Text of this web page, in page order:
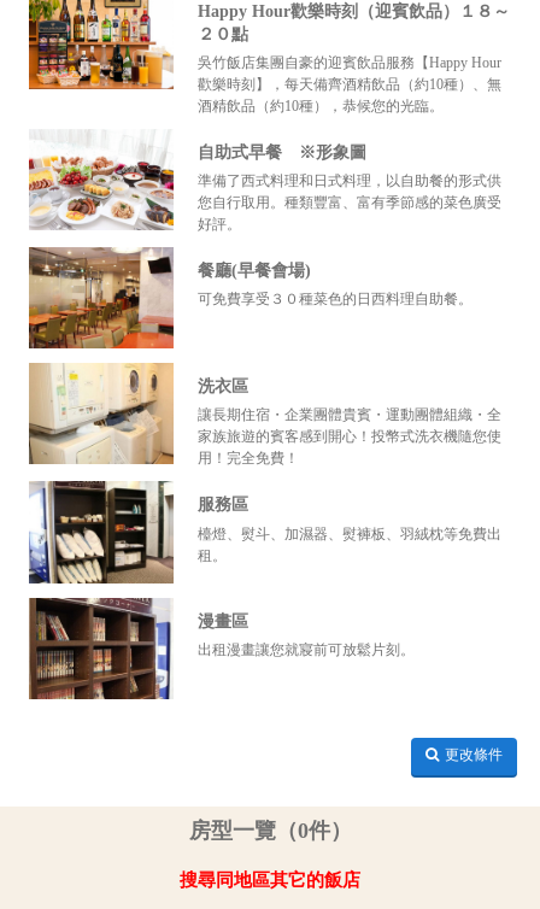
Happy Hour歡樂時刻（迎賓飲品）１８～
２０點
吳竹飯店集團自豪的迎賓飲品服務【Happy Hour
歡樂時刻】，每天備齊酒精飲品（約10種）、無
酒精飲品（約10種），恭候您的光臨。
自助式早餐 ※形象圖
準備了西式料理和日式料理，以自助餐的形式供
您自行取用。種類豐富、富有季節感的菜色廣受
好評。
餐廳(早餐會場)
可免費享受３０種菜色的日西料理自助餐。
洗衣區
讓長期住宿・企業團體貴賓・運動團體組織・全
家族旅遊的賓客感到開心！投幣式洗衣機隨您使
用！完全免費！
服務區
檯燈、熨斗、加濕器、熨褲板、羽絨枕等免費出
租。
漫畫區
出租漫畫讓您就寢前可放鬆片刻。
更改條件
房型一覽（0件）
搜尋同地區其它的飯店